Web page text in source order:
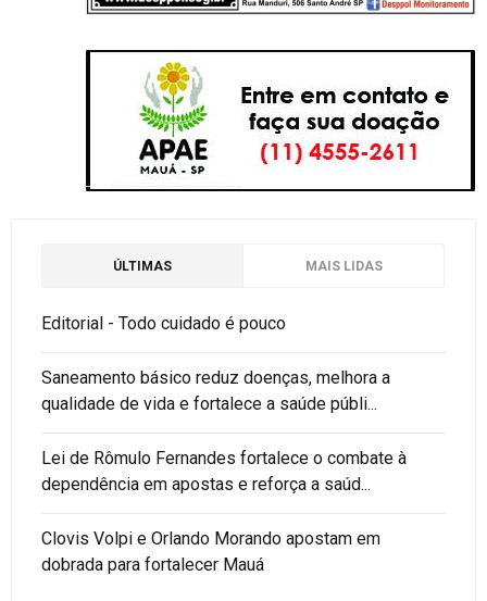
ÚLTIMAS MAIS LIDAS
Editorial - Todo cuidado é pouco
Saneamento básico reduz doenças, melhora a
qualidade de vida e fortalece a saúde públi...
Lei de Rômulo Fernandes fortalece o combate à
dependência em apostas e reforça a saúd...
Clovis Volpi e Orlando Morando apostam em
dobrada para fortalecer Mauá